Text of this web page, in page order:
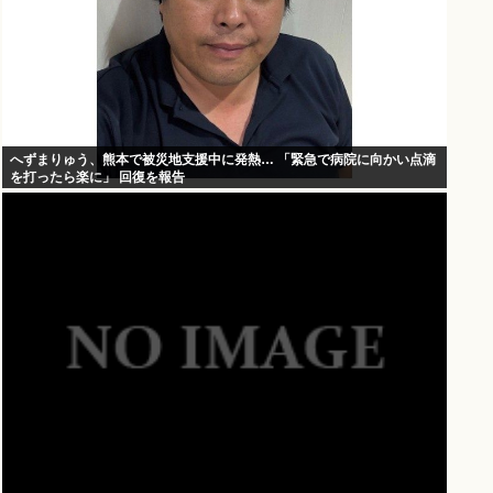
へずまりゅう、熊本で被災地支援中に発熱… 「緊急で病院に向かい点滴
を打ったら楽に」 回復を報告